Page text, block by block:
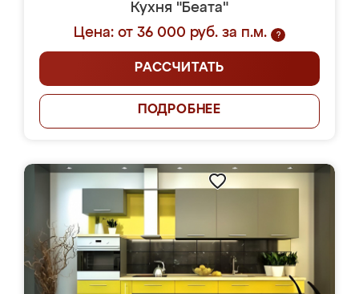
Кухня "Беата"
Цена: от 36 000 руб. за п.м.
?
РАССЧИТАТЬ
ПОДРОБНЕЕ